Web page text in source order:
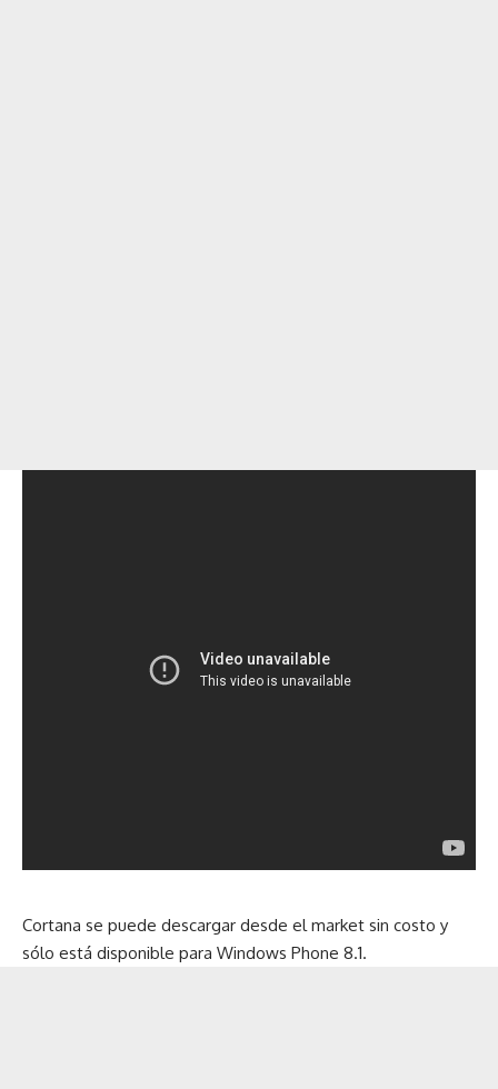
Cortana se puede descargar desde el market sin costo y
sólo está disponible para Windows Phone 8.1.